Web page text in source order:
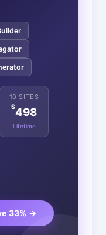
10 SITES
$498
Lifetime
33% →